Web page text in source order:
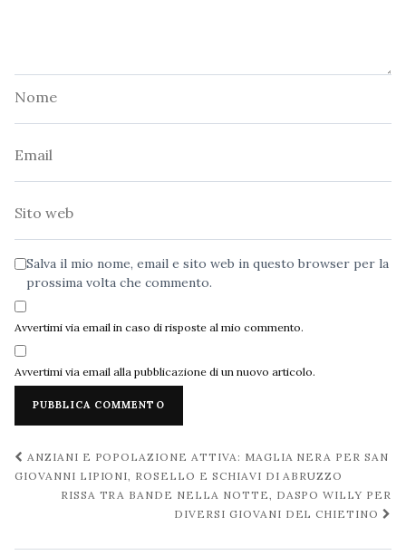
Salva il mio nome, email e sito web in questo browser per la
prossima volta che commento.
Avvertimi via email in caso di risposte al mio commento.
Avvertimi via email alla pubblicazione di un nuovo articolo.
Navigazione
post
ANZIANI E POPOLAZIONE ATTIVA: MAGLIA NERA PER SAN
GIOVANNI LIPIONI, ROSELLO E SCHIAVI DI ABRUZZO
RISSA TRA BANDE NELLA NOTTE, DASPO WILLY PER
DIVERSI GIOVANI DEL CHIETINO